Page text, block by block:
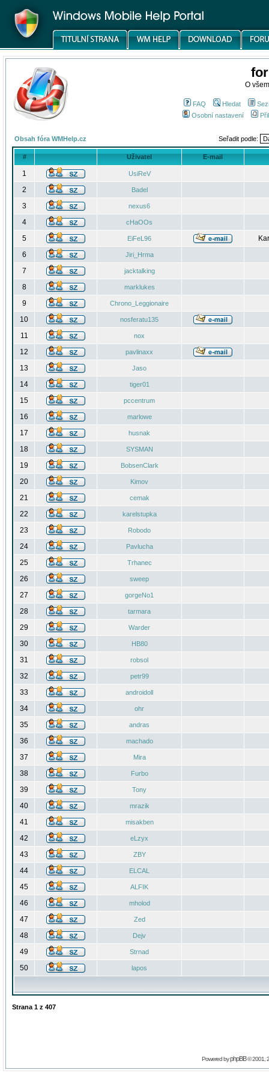
O
FAQ Hledat
Osobní nastavení
Obsah fóra WMHelp.cz Seřadit podle:
# Uživatel E-mail
1 UsiReV
2 Badel
3 nexus6
4 cHaOOs
5 EiFeL96
6
Jiri_Hrma
7 jacktalking
8 marklukes
9 Chrono_Leggionaire
10 nosferatu135
11 nox
12 pavlinaxx
13 Jaso
14 tiger01
15 pccentrum
16 marlowe
17 husnak
18 SYSMAN
19 BobsenClark
20 Kimov
21 cemak
22 karelstupka
23 Robodo
24 Pavlucha
25 Trhanec
26 sweep
27 gorgeNo1
28 tarmara
29 Warder
30 HB80
31 robsol
32 petr99
33 androidoll
34 ohr
35 andras
36 machado
37 Mira
38 Furbo
39 Tony
40 mrazik
41 misakben
42 eLzyx
43 ZBY
44 ELCAL
45 ALFIK
46 mholod
47 Zed
48 Dejv
49 Strnad
50 lapos
Strana 1 z 407
Powered byphpBB© 2001,